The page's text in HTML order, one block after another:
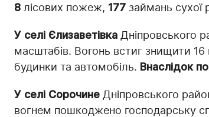
8 лісових пожеж, 177 займань сухої
У селі Єлизаветівка Дніпровського
масштабів. Вогонь встиг знищити 16
будинки та автомобіль. Внаслідок
У селі Сорочине Дніпровського
вогнем пошкоджено господарську